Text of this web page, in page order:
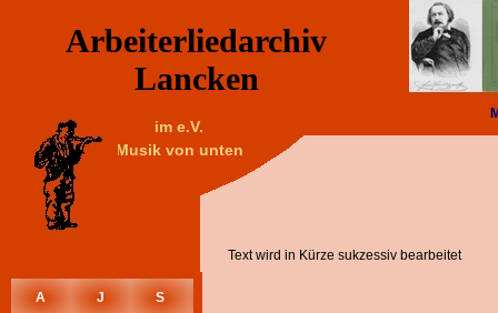
Text wird in Kürze sukzessiv bearbeitet
Arbeiterliedarchiv
Lancken
im e.V.
Musik von unten
A J S